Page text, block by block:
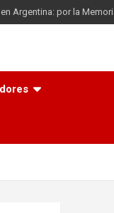
Argentina: por la